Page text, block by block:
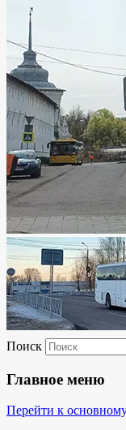
Поиск
Главное меню
Перейти к